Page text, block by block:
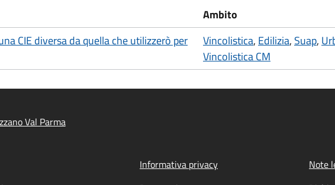
Ambito
CIE diversa da quella che utilizzerò per
Vincolistica, Edilizia, Suap,
Vincolistica CM
Val Parma
Informativa privacy
Note